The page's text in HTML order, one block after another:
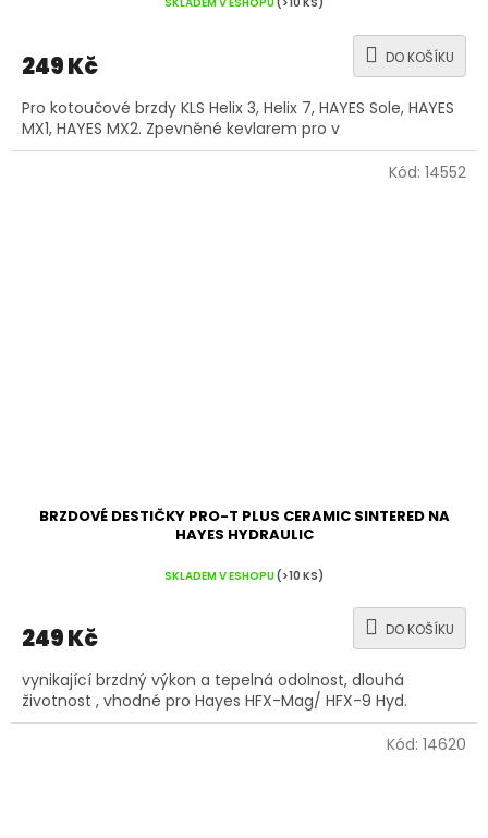
249 Kč DO KOŠÍKU
Pro kotoučové brzdy KLS Helix 3, Helix 7, HAYES Sole, HAYES
MX1, HAYES MX2. Zpevněné kevlarem pro v
BRZDOVÉ DESTIČKY PRO-T PLUS CERAMIC SINTERED NA
HAYES HYDRAULIC
SKLADEM V ESHOPU(>10 KS)
249 Kč DO KOŠÍKU
vynikající brzdný výkon a tepelná odolnost, dlouhá
životnost , vhodné pro Hayes HFX-Mag/ HFX-9 Hyd.
Kód: 14552
Kód: 14620